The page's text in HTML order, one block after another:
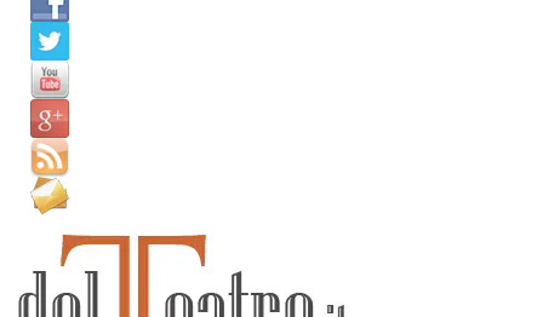
Anticipazioni
News
Palazzi consiglia
Video
Chi siamo
Contatti